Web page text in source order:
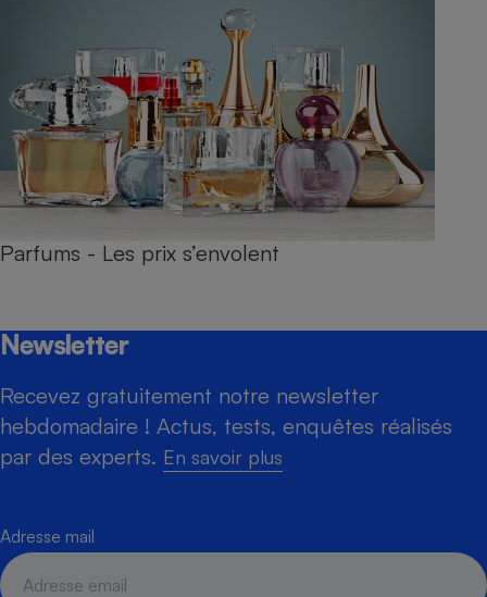
Parfums - Les prix s’envolent
Newsletter
Recevez gratuitement notre newsletter
hebdomadaire ! Actus, tests, enquêtes réalisés
par des experts. En savoir plus
Adresse mail